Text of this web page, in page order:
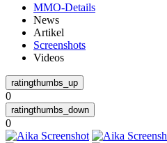
MMO-Details
News
Artikel
Screenshots
Videos
0
0